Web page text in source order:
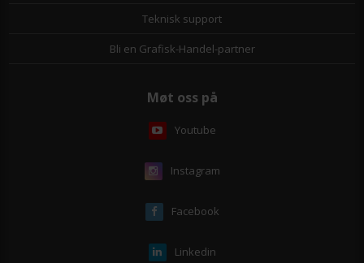
Teknisk support
Bli en Grafisk-Handel-partner
Møt oss på
Youtube
Instagram
Facebook
Linkedin